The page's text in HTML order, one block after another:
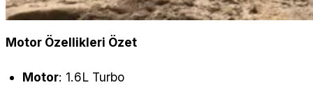
Motor Özellikleri Özet
Motor: 1.6L Turbo